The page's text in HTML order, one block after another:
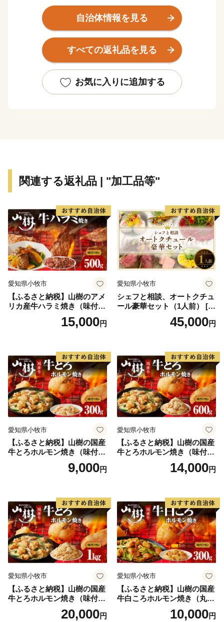
会が、自ら管理運営を行うコミュニティ・センターを拠
点に地域づくりを行うコミュニティ行政の推進」、「メ
ンバー全員を公募市民である『みたか市民プラン21会
議』による、白紙からの市民参加による基本構想、基本
小・中一貫教育の全市展開」など、さまざまな分野で先
駆的な施策を進めてきました。
三鷹市では、目標達成に向けた計画に基づき、総合
「三鷹市基本構想」を最上位計画とし、基本構想に定め
る基本目標である「高環境・高福祉のまちづくり」を実
現するため、「基本計画」及び「個別計画」を策定して
います。
また、市政運営における最高規範として「三鷹市自治
ています。基本構想で描く都市の将来像を実現していく
ため、制度・仕組みを定めたものが自治基本条例で、基
車の両輪のような関係になっています。
「三鷹市の財政」
三鷹市では、低成長時代における緊縮財政を想定し、
行財政改革を日常的な取り組みとして推進しています。
数量的な行政のスリム化のみならず、行政サービスの質
と市民満足度の向上をめざし、「選択と集中」による施
策の重点化などに努めた財政運営を行っています。
自治体情報を見る
すべての返礼品を見る
お気に入りに追加する
関連する返礼品 | "加工品等"
愛知県小牧市
【ふるさと納税】山樹のアメ
リカ産牛ハラミ焼き（味付）
15,000円
愛知県小牧市
シェフと相談、オートクチュ
ール豪華セット（1人前） [04
45,000円
愛知県小牧市
【ふるさと納税】山樹の国産
牛とろホルモン焼き（味付/
9,000円
愛知県小牧市
【ふるさと納税】山樹の国産
牛とろホルモン焼き（味付/
タレ） 600g ホルモン 肉
牛肉 山樹 国産牛 とろホルモ
タレ にんにく バーベキュー
BBQ 炒め物 ホルモン丼 野菜
炒め 焼きうどん 下処理済み
愛知県 小牧市 冷凍 送料無料
14,000円
愛知県小牧市
【ふるさと納税】山樹の国産
牛とろホルモン焼き（味付
20,000円
愛知県小牧市
【ふるさと納税】山樹の国産
牛白ころホルモン焼き（丸
腸）味付 300g 肉 牛肉 山
樹 国産牛 白ころホルモン焼
10,000円